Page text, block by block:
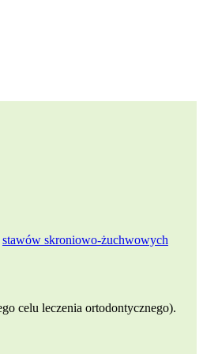
stawów skroniowo-żuchwowych
celu leczenia ortodontycznego).